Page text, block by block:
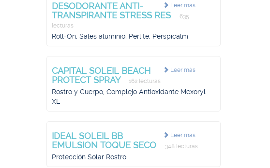
Leer más
DESODORANTE ANTI-
TRANSPIRANTE STRESS RES
635
lecturas
Roll-On, Sales aluminio, Perlite, Perspicalm
Leer más
CAPITAL SOLEIL BEACH
PROTECT SPRAY
162 lecturas
Rostro y Cuerpo, Complejo Antioxidante Mexoryl
XL
Leer más
IDEAL SOLEIL BB
EMULSION TOQUE SECO
348 lecturas
Protección Solar Rostro